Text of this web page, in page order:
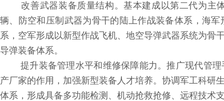
改善武器装备质量结构。基本建成以第二代为主
辆、防空和压制武器为骨干的陆上作战装备体系，海
系，空军形成以新型作战飞机、地空导弹武器系统为骨
导弹装备体系。
提升装备管理水平和维修保障能力。推广现代管
产厂家的作用，加强新型装备人才培养。协调军工科研
体系，形成具备多功能检测、机动抢救抢修、远程技术